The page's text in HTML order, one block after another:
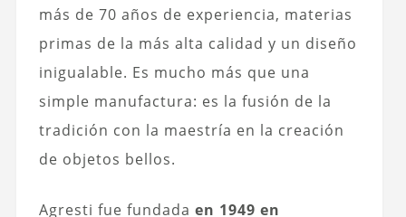
más de 70 años de experiencia, materias
primas de la más alta calidad y un diseño
inigualable. Es mucho más que una
simple manufactura: es la fusión de la
tradición con la maestría en la creación
de objetos bellos.
Agresti fue fundada en 1949 en